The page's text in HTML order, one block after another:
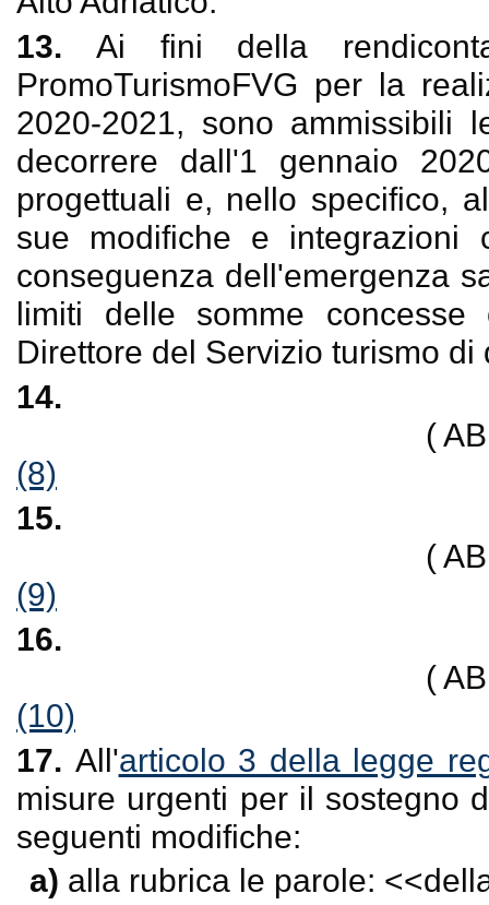
13.Ai fini della
PromoTurismoFVG per la
2020-2021, sono ammissibili
decorrere dall'1 gennaio
progettuali e, nello specifico,
sue modifiche e integrazioni
conseguenza dell'emergenza
limiti delle somme
Direttore del Servizio turismo
14.
(
(8)
15.
(
(9)
16.
(
(10)
17. All'articolo 3 della legge
misure urgenti per il sostegno
seguenti modifiche:
a) alla rubrica le parole: <<